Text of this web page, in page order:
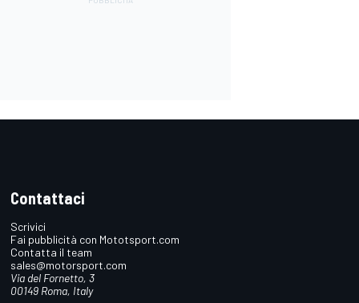
Contattaci
Scrivici
Fai pubblicità con Mototsport.com
Contatta il team
sales@motorsport.com
Via del Fornetto, 3
00149 Roma, Italy